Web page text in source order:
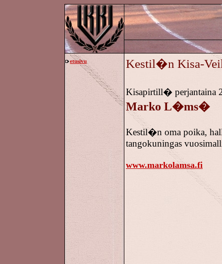
etusivu Kestil�n Kisa-
Kisapirtill� perjantaina
Marko L�ms�
Kestil�n oma poika,
tangokuningas
www.markolamsa.fi